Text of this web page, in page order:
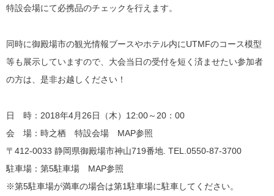
特設会場にて必携品のチェックを行えます。
同時に御殿場市の観光情報ブースやホテル内にUTMFのコース模型
等も展示していますので、大会当日の受付を短く済ませたい参加者
の方は、是非お越しください！
日 時：2018年4月26日（木）12:00～20：00
会 場：時之栖 特設会場 MAP参照
〒412-0033 静岡県御殿場市神山719番地. TEL.0550-87-3700
駐車場：第5駐車場 MAP参照
※第5駐車場が満車の場合は第1駐車場に駐車してください。